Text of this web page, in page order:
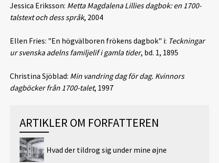
Jessica Eriksson: Metta Magdalena Lillies dagbok: en 1700-
talstext och dess språk, 2004
Ellen Fries: "En högvälboren frökens dagbok" i: Teckningar
ur svenska adelns familjelif i gamla tider, bd. 1, 1895
Christina Sjöblad: Min vandring dag för dag. Kvinnors
dagböcker från 1700-talet, 1997
ARTIKLER OM FORFATTEREN
Hvad der tildrog sig under mine øjne